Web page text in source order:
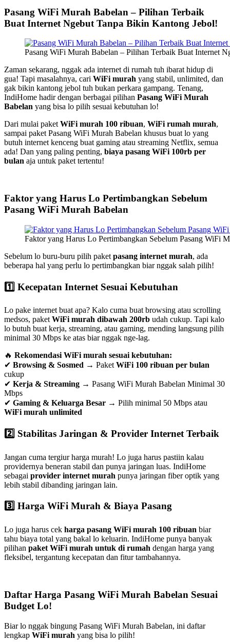
Pasang WiFi Murah Babelan – Pilihan Terbaik
Buat Internet Ngebut Tanpa Bikin Kantong Jebol!
Pasang WiFi Murah Babelan – Pilihan Terbaik Buat Internet
Zaman sekarang, nggak ada internet di rumah tuh ibarat hidup di
gua! Tapi masalahnya, cari WiFi murah yang stabil, unlimited, dan
gak bikin kantong jebol tuh bukan perkara gampang. Tenang,
IndiHome hadir dengan berbagai pilihan Pasang WiFi Murah
Babelan yang bisa lo pilih sesuai kebutuhan lo!
Dari mulai paketWiFi murah 100 ribuan, WiFi rumah murah,
sampai paket Pasang WiFi Murah Babelan khusus buat lo yang
butuh internet kenceng buat gaming atau streaming Netflix, semua
ada! Dan yang paling penting, biaya pasang WiFi 100rb per
bulan aja untuk paket tertentu!
Faktor yang Harus Lo Pertimbangkan Sebelum
Pasang WiFi Murah Babelan
Faktor yang Harus Lo Pertimbangkan Sebelum Pasang WiFi
Sebelum lo buru-buru pilih paket pasang internet murah, ada
beberapa hal yang perlu lo pertimbangkan biar nggak salah pilih!
1️⃣ Kecepatan Internet Sesuai Kebutuhan
Lo pake internet buat apa? Kalo cuma buat browsing atau scrolling
medsos, paket WiFi murah dibawah 200rb udah cukup. Tapi kalo
lo butuh buat kerja, streaming, atau gaming, mending langsung pilih
minimal 30 Mbps ke atas biar nggak nge-lag.
🔥 Rekomendasi WiFi murah sesuai kebutuhan:
✔ Browsing & Sosmed → Paket WiFi 100 ribuan per bulan
cukup
✔ Kerja & Streaming → Pasang WiFi Murah Babelan Minimal 30
Mbps
✔ Gaming & Keluarga Besar → Pilih minimal 50 Mbps atau
WiFi murah unlimited
2️⃣ Stabilitas Jaringan & Provider Internet Terbaik
Jangan cuma tergiur harga murah! Lo juga harus pastiin kalau
providernya beneran stabil dan punya jaringan luas. IndiHome
sebagai provider internet murah punya jaringan fiber optik yang
lebih stabil dibanding jaringan lain.
3️⃣ Harga WiFi Murah & Biaya Pasang
Lo juga harus cek harga pasang WiFi murah 100 ribuan biar
tahu biaya total yang bakal lo keluarin. IndiHome punya banyak
pilihan paket WiFi murah untuk di rumah dengan harga yang
fleksibel, tergantung kecepatan dan fitur tambahannya.
Daftar Harga Pasang WiFi Murah Babelan Sesuai
Budget Lo!
Biar lo nggak bingung Pasang WiFi Murah Babelan, ini daftar
lengkap WiFi murah yang bisa lo pilih!